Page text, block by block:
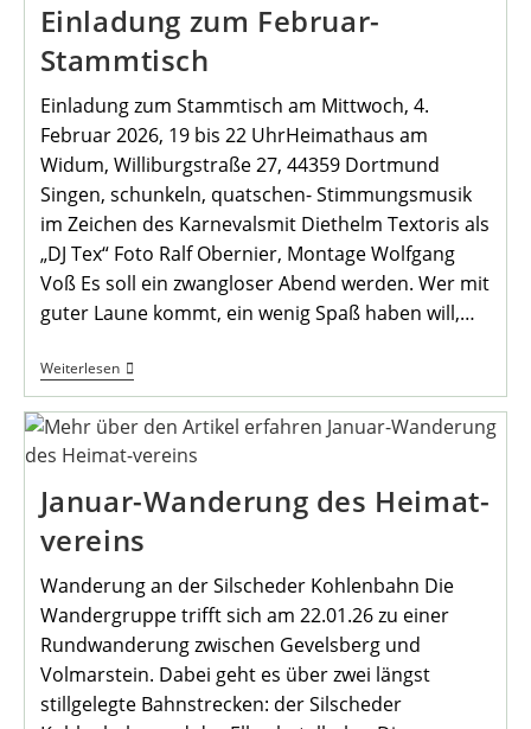
Einladung zum Februar-
Stammtisch
Einladung zum Stammtisch am Mittwoch, 4.
Februar 2026, 19 bis 22 UhrHeimathaus am
Widum, Williburgstraße 27, 44359 Dortmund
Singen, schunkeln, quatschen- Stimmungsmusik
im Zeichen des Karnevalsmit Diethelm Textoris als
„DJ Tex“ Foto Ralf Obernier, Montage Wolfgang
Voß Es soll ein zwangloser Abend werden. Wer mit
guter Laune kommt, ein wenig Spaß haben will,…
WeiterlesenEinladung
Zum
Februar-
Stammtisch
Januar-Wanderung des Heimat-
vereins
Wanderung an der Silscheder Kohlenbahn Die
Wandergruppe trifft sich am 22.01.26 zu einer
Rundwanderung zwischen Gevelsberg und
Volmarstein. Dabei geht es über zwei längst
stillgelegte Bahnstrecken: der Silscheder